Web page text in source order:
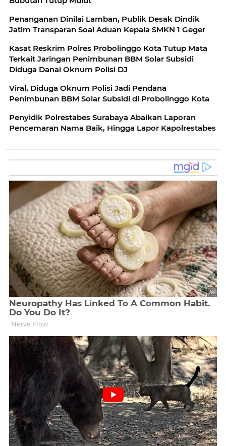
Penanganan Dinilai Lamban, Publik Desak Dindik
Jatim Transparan Soal Aduan Kepala SMKN 1 Geger
Kasat Reskrim Polres Probolinggo Kota Tutup Mata
Terkait Jaringan Penimbunan BBM Solar Subsidi
Diduga Danai Oknum Polisi DJ
Viral, Diduga Oknum Polisi Jadi Pendana
Penimbunan BBM Solar Subsidi di Probolinggo Kota
Penyidik Polrestabes Surabaya Abaikan Laporan
Pencemaran Nama Baik, Hingga Lapor Kapolrestabes